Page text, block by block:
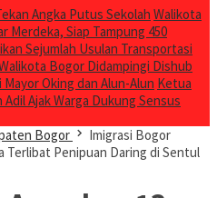
Angka Putus Sekolah Walikota
Merdeka, Siap Tampung 450
Sejumlah Usulan Transportasi
Bogor Didampingi Dishub
Oking dan Alun-Alun Ketua
Ajak Warga Dukung Sensus
Bogor
Imigrasi Bogor
Terlibat Penipuan Daring di Sentul